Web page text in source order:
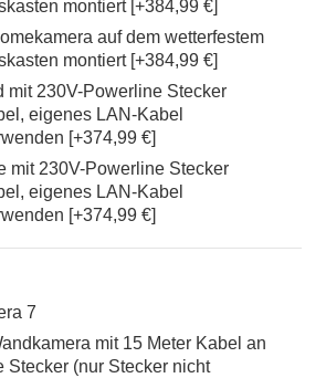
montiert [+384,99 €]
auf dem wetterfestem
montiert [+384,99 €]
mit 230V-Powerline Stecker
eigenes LAN-Kabel
[+374,99 €]
mit 230V-Powerline Stecker
eigenes LAN-Kabel
[+374,99 €]
7
mit 15 Meter Kabel an
Stecker (nur Stecker nicht